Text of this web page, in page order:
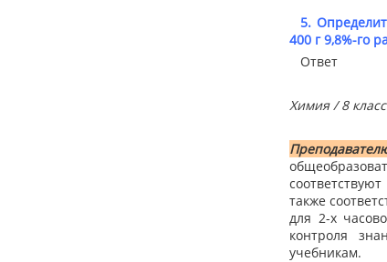
5.
400 г 9,8%-го
Ответ
Химия / 8
также
для 2-х
контроля
учебникам.